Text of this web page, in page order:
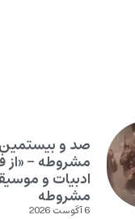
صد و بیستمین
مشروطه – «از
ادبیات و
مشروطه
6 آگوست 2026